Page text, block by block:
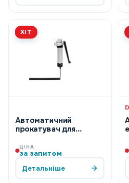
ХІТ
Автоматичний
прокатувач для
(працює від мережі)
ЦІНА
за запитом
Детальніше